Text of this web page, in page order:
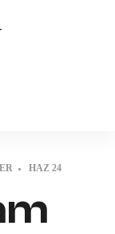
HAZ 24